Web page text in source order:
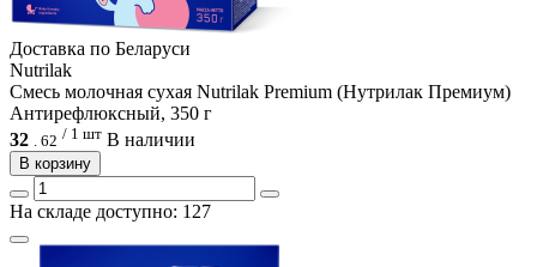
Доcтавка по Беларуси
Nutrilak
Смесь молочная сухая Nutrilak Premium (Нутрилак Премиум)
Антирефлюксный, 350 г
32 . 62 / 1 шт В наличии
В корзину
На складе доступно: 127